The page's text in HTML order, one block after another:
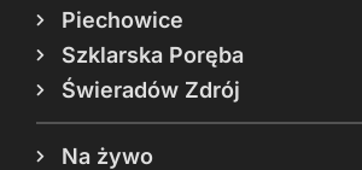
Piechowice
Szklarska Poręba
Świeradów Zdrój
Na żywo